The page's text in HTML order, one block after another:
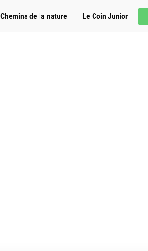
Chemins de la nature Le Coin Junior